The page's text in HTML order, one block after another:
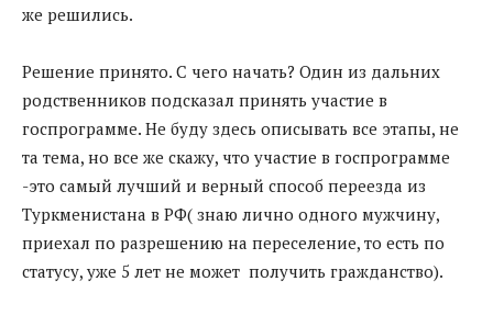
же решились.
Решение принято. С чего начать? Один из дальних
родственников подсказал принять участие в
госпрограмме. Не буду здесь описывать все этапы, не
та тема, но все же скажу, что участие в госпрограмме
-это самый лучший и верный способ переезда из
Туркменистана в РФ( знаю лично одного мужчину,
приехал по разрешению на переселение, то есть по
статусу, уже 5 лет не может получить гражданство).